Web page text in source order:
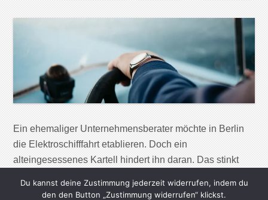
Ein ehemaliger Unternehmensberater möchte in Berlin
die Elektroschifffahrt etablieren. Doch ein
alteingesessenes Kartell hindert ihn daran. Das stinkt
Luis Lindner und dreht am Steuerrad, um abzulegen.
Du kannst deine Zustimmung jederzeit widerrufen, indem du
den den Button „Zustimmung widerrufen“ klickst.